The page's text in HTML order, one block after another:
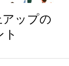
ップの